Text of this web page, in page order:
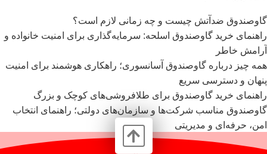
گاوصندوق ضدآتش چیست و چه زمانی لازم است؟
راهنمای خرید گاوصندوق اسلحه: سرمایه‌گذاری برای امنیت خانواده و
آرامش خاطر
همه چیز درباره گاوصندوق آسانسوری؛ راهکاری هوشمند برای امنیت
پنهان و دسترسی سریع
راهنمای خرید گاوصندوق برای طلافروشی‌های کوچک و بزرگ
گاوصندوق مناسب شرکت‌ها و سازمان‌های دولتی؛ راهنمای انتخاب
امن، حرفه‌ای و مدیریتی